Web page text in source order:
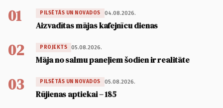
01 PILSĒTĀS UN NOVADOS 04.08.2026.
Aizvadītas mājas kafejnīcu dienas
02 PROJEKTS 05.08.2026.
Māja no salmu paneļiem šodien ir realitāte
03 PILSĒTĀS UN NOVADOS 05.08.2026.
Rūjienas aptiekai – 185